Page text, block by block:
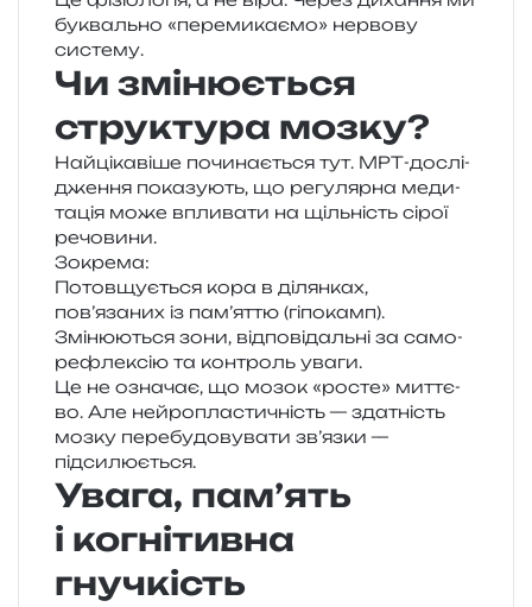
букваль­но «пере­ми­ка­є­мо» нер­во­ву
систему.
Чи змінюється
структура мозку?
Найцікавіше почи­на­є­ться тут. МРТ-дослі­
дже­н­ня пока­зу­ють, що регу­ляр­на меди­
та­ція може впли­ва­ти на щіль­ність сірої
речовини.
Зокрема:
Потовщується кора в ділян­ках,
пов’язаних із пам’яттю (гіпо­камп).
Змінюються зони, від­по­від­аль­ні за само­
ре­фле­ксію та кон­троль уваги.
Це не озна­чає, що мозок «росте» мит­тє­
во. Але ней­ро­пла­сти­чність — зда­тність
мозку пере­бу­до­ву­ва­ти зв’язки —
підсилюється.
Увага, пам’ять
і когнітивна
гнучкість